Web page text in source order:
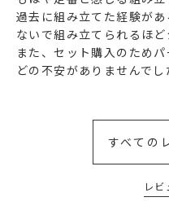
過去に組み立てた経験が
ないで組み立てられるほど
また、セット購入のため
どの不安がありませんでし
すべての
レビ